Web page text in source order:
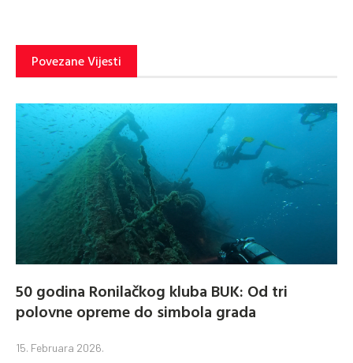
Povezane Vijesti
50 godina Ronilačkog kluba BUK: Od tri
polovne opreme do simbola grada
15. Februara 2026.